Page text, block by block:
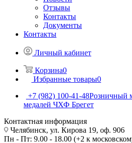
Отзывы
Контакты
Документы
Контакты
Личный кабинет
Корзина0
Избранные товары0
+7 (982) 100-41-48Розничный
медалей ЧХФ Брегет
Контактная информация
Челябинск, ул. Кирова 19, оф. 906
Пн - Пт: 9.00 - 18.00 (+2 к